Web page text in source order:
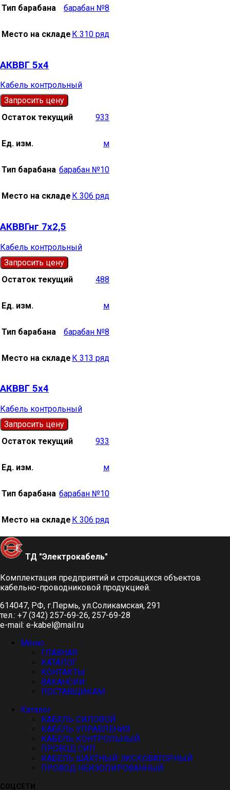
Тип барабана барабан №8
Место на складе К 310 ряд
АКВВГ 5х4
Кабель контрольный
Запросить цену
Остаток текущий
933
Ед. изм. м
Тип барабана барабан №10
Место на складе К 306 ряд
АКВВГнг 7х2,5
Кабель контрольный
Запросить цену
Остаток текущий
488
Ед. изм. м
Тип барабана барабан №8
Место на складе К 313 ряд
АКВВГ 5х4
Кабель контрольный
Запросить цену
Остаток текущий
933
Ед. изм. м
Тип барабана барабан №10
Место на складе К 306 ряд
ТД "Электрокабель"​
Комплектация предприятий и строящихся объектов
кабельно-проводниковой продукцией.
614047, РФ, г.Пермь, ул.Соликамская, 291
тел.: +7 (342) 257-69-26, 257-69-28
e-mail: e-kabel@mail.ru
Меню
ГЛАВНАЯ
КАТАЛОГ
КОНТАКТЫ
ВАКАНСИИ
ПОСТАВЩИКАМ
Каталог
КАБЕЛЬ СИЛОВОЙ
КАБЕЛЬ УПРАВЛЕНИЯ
КАБЕЛЬ КОНТРОЛЬНЫЙ
ПРОВОД СИП
КАБЕЛЬ ШАХТНЫЙ ЭКСКОВАТОРНЫЙ
ПРОВОД НЕИЗОЛИРОВАННЫЙ
СОЦСЕТИ